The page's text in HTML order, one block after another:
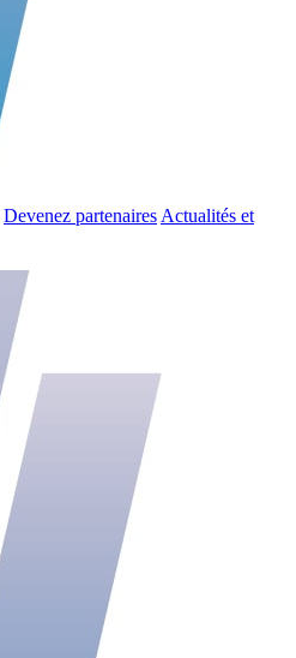
Devenez partenaires Actualités et